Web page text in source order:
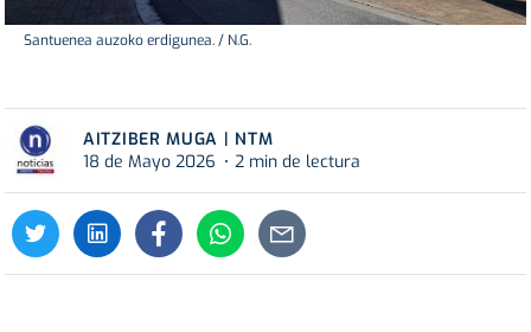
Santuenea auzoko erdigunea. / N.G.
AITZIBER MUGA | NTM
18 de Mayo 2026
2 min de lectura